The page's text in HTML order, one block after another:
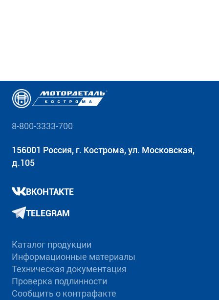
8-800-3333-700
156001 Россия, г. Кострома, ул. Московская,
д.105
ВКОНТАКТЕ
TELEGRAM
Каталог продукции
Информационные материалы
Техническая документация
Проверка подлинности
Сообщить о контрафакте